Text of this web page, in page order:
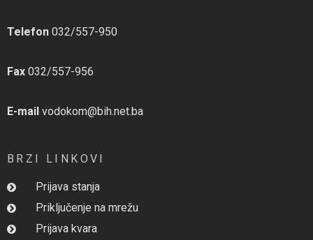
Telefon 032/557-950
Fax 032/557-956
E-mail vodokom@bih.net.ba
BRZI LINKOVI
Prijava stanja
Priključenje na mrežu
Prijava kvara